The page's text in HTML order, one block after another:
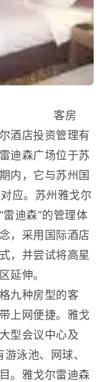
房
酒店投资管理有
迪森广场位于苏
内，它与苏州国
应。苏州雅戈尔
迪森”的管理体
，采用国际酒店
，并尝试将高星
延伸。
九种房型的客
上网便捷。雅戈
型会议中心及
泳池、网球、
。雅戈尔雷迪森